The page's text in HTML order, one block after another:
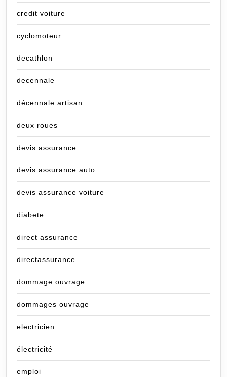
credit voiture
cyclomoteur
decathlon
decennale
décennale artisan
deux roues
devis assurance
devis assurance auto
devis assurance voiture
diabete
direct assurance
directassurance
dommage ouvrage
dommages ouvrage
electricien
électricité
emploi